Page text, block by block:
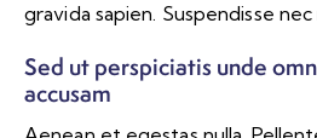
gravida sapien. Suspendisse
Sed ut perspiciatis unde
accusam